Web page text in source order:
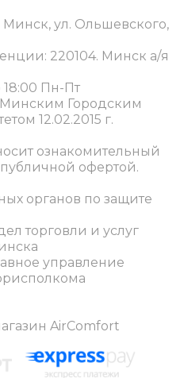
ул. Ольшевского,
220104. Минск а/я
18:00 Пн-Пт
Городским
12.02.2015 г.
ознакомительный
офертой.
органов по защите
торговли и услуг
управление
AirComfort